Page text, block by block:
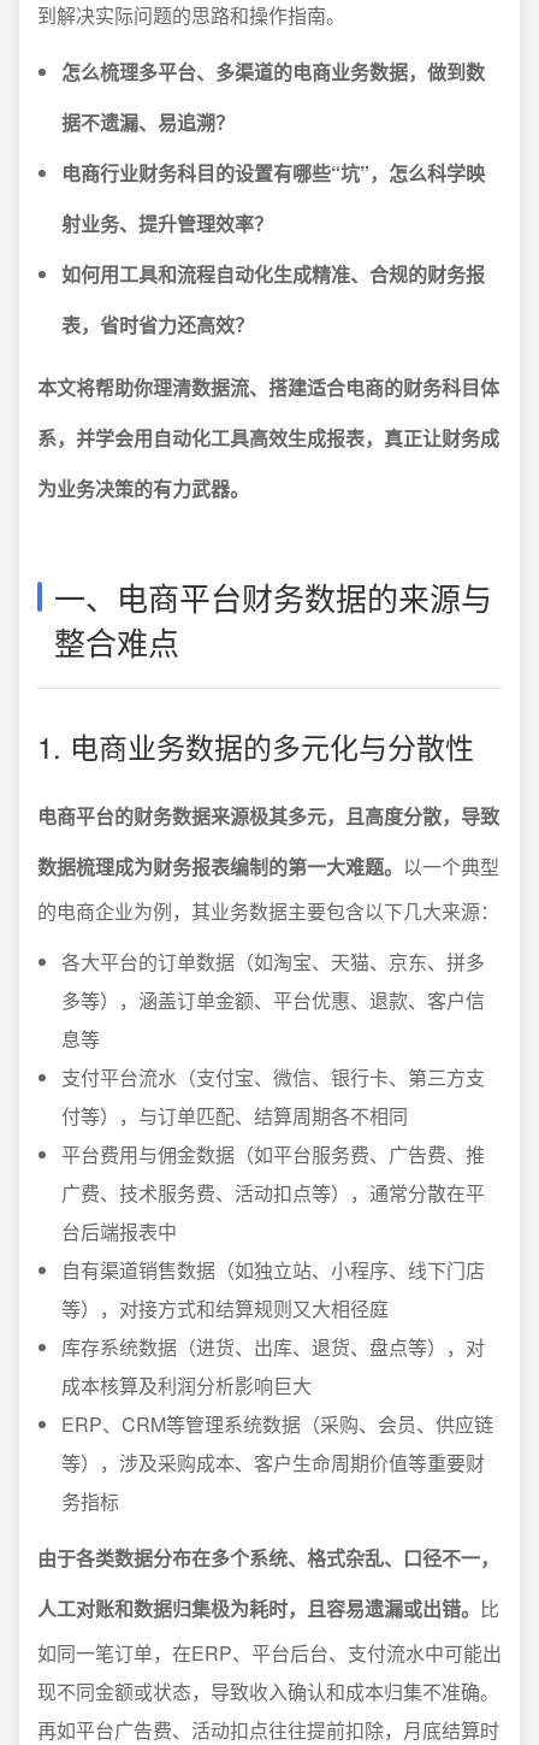
到解决实际问题的思路和操作指南。
怎么梳理多平台、多渠道的电商业务数据，做到数
据不遗漏、易追溯？
电商行业财务科目的设置有哪些“坑”，怎么科学映
射业务、提升管理效率？
如何用工具和流程自动化生成精准、合规的财务报
表，省时省力还高效？
本文将帮助你理清数据流、搭建适合电商的财务科目体
系，并学会用自动化工具高效生成报表，真正让财务成
为业务决策的有力武器。
一、电商平台财务数据的来源与
整合难点
1. 电商业务数据的多元化与分散性
电商平台的财务数据来源极其多元，且高度分散，导致
数据梳理成为财务报表编制的第一大难题。 以一个典型
的电商企业为例，其业务数据主要包含以下几大来源：
各大平台的订单数据（如淘宝、天猫、京东、拼多
多等），涵盖订单金额、平台优惠、退款、客户信
息等
支付平台流水（支付宝、微信、银行卡、第三方支
付等），与订单匹配、结算周期各不相同
平台费用与佣金数据（如平台服务费、广告费、推
广费、技术服务费、活动扣点等），通常分散在平
台后端报表中
自有渠道销售数据（如独立站、小程序、线下门店
等），对接方式和结算规则又大相径庭
库存系统数据（进货、出库、退货、盘点等），对
成本核算及利润分析影响巨大
ERP、CRM等管理系统数据（采购、会员、供应链
等），涉及采购成本、客户生命周期价值等重要财
务指标
由于各类数据分布在多个系统、格式杂乱、口径不一，
人工对账和数据归集极为耗时，且容易遗漏或出错。 比
如同一笔订单，在ERP、平台后台、支付流水中可能出
现不同金额或状态，导致收入确认和成本归集不准确。
再如平台广告费、活动扣点往往提前扣除，月底结算时